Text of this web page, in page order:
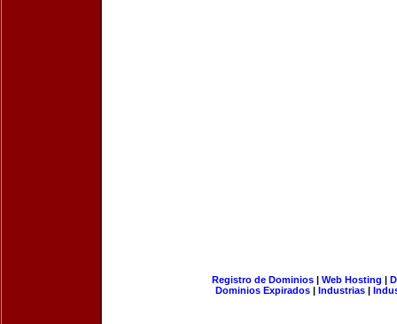
Registro de Dominios| Web Hosting |
Dominios Expirados | Industrias |